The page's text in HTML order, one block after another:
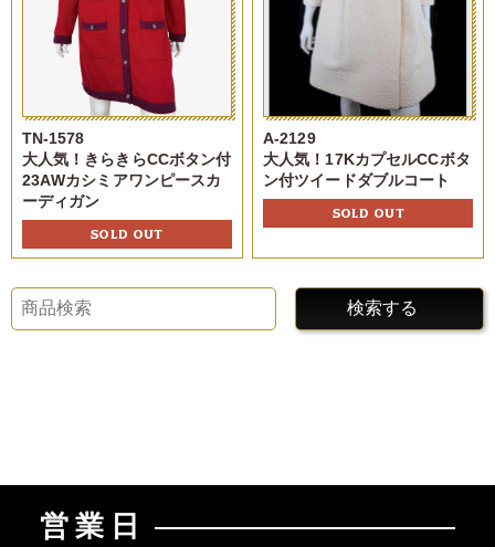
TN-1578
大人気！きらきらCCボタン付
23AWカシミアワンピースカ
ーディガン
SOLD OUT
A-2129
大人気！17KカプセルCCボタ
ン付ツイードダブルコート
SOLD OUT
検索する
営業日